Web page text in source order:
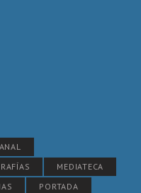
MEDIATECA
PORTADA